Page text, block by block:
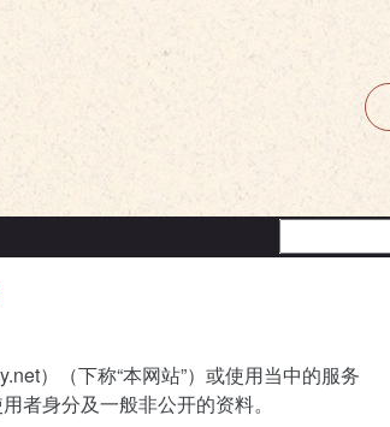
）（下称“本网站”）或使用当中的服务
者身分及一般非公开的资料。